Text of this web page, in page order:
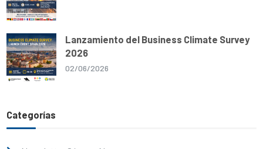
Lanzamiento del Business Climate Survey
2026
02/06/2026
Categorías